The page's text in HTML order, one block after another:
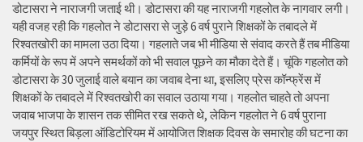
डोटासरा ने नाराजगी जताई थी। डोटासरा की यह नाराजगी गहलोत के नागवार लगी।
यही वजह रही कि गहलोत ने डोटासरा से जुड़े 6 वर्ष पुराने शिक्षकों के तबादले में
रिश्वतखोरी का मामला उठा दिया। गहलाते जब भी मीडिया से संवाद करते हैं तब मीडिया
कर्मियों के रूप में अपने समर्थकों को भी सवाल पूछने का मौका देते हैं। चूंकि गहलोत को
डोटासरा के 30 जुलाई वाले बयान का जवाब देना था, इसलिए प्रेस कॉन्फ्रेंस में
शिक्षकों के तबादले में रिश्वतखोरी का सवाल उठाया गया। गहलोत चाहते तो अपना
जवाब भाजपा के शासन तक सीमित रख सकते थे, लेकिन गहलोत ने 6 वर्ष पुराना
जयपुर स्थित बिड़ला ऑडिटोरियम में आयोजित शिक्षक दिवस के समारोह की घटना का